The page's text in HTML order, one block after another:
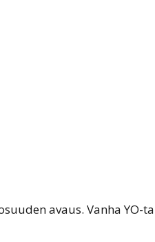
avaus. Vanha YO-